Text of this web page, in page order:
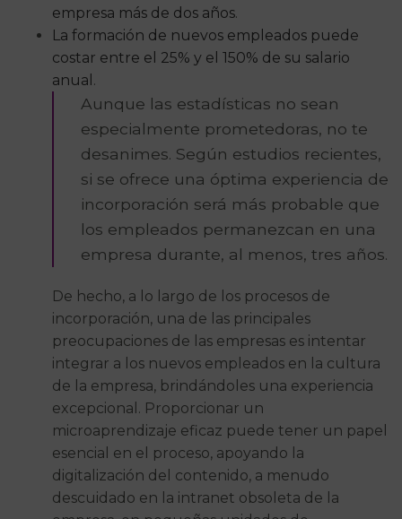
empresa más de dos años.
La formación de nuevos empleados puede
costar entre el 25% y el 150% de su salario
anual .
Aunque las estadísticas no sean
especialmente prometedoras, no te
desanimes. Según estudios recientes,
si se ofrece una óptima experiencia de
incorporación será más probable que
los empleados permanezcan en una
empresa durante, al menos, tres años.
De hecho, a lo largo de los procesos de
incorporación, una de las principales
preocupaciones de las empresas es intentar
integrar a los nuevos empleados en la cultura
de la empresa, brindándoles una experiencia
excepcional. Proporcionar un
microaprendizaje eficaz puede tener un papel
esencial en el proceso, apoyando la
digitalización del contenido, a menudo
descuidado en la intranet obsoleta de la